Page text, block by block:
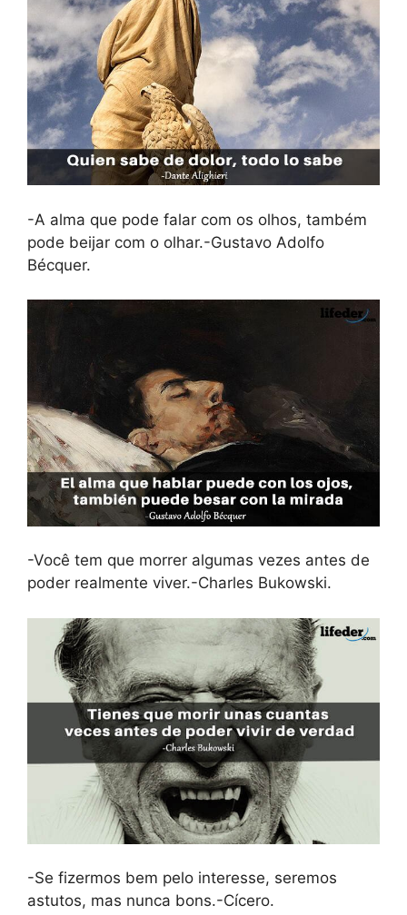
-A alma que pode falar com os olhos, também
pode beijar com o olhar.-Gustavo Adolfo
Bécquer.
-Você tem que morrer algumas vezes antes de
poder realmente viver.-Charles Bukowski.
-Se fizermos bem pelo interesse, seremos
astutos, mas nunca bons.-Cícero.